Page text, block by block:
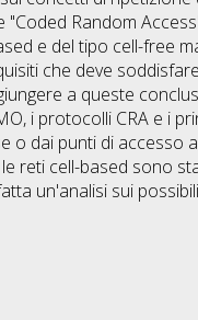
Random
e del tipo cell-free
che deve
a queste
i protocolli CRA e i
o dai punti di accesso
reti cell-based sono
un'analisi sui